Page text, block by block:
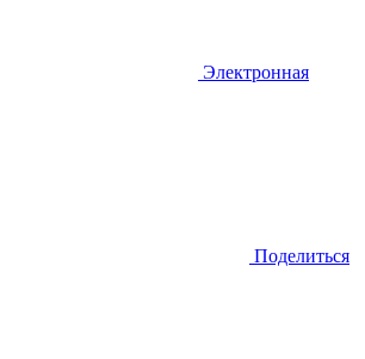
Электронная
Поделиться